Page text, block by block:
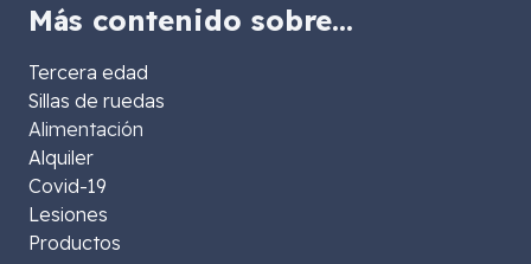
Más contenido sobre…
Tercera edad
Sillas de ruedas
Alimentación
Alquiler
Covid-19
Lesiones
Productos